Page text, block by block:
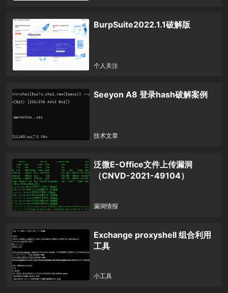
BurpSuite2022.1.1破解版
个人关注
Seeyon A8 登录hash破解案例
技术文章
泛微E-Office文件上传漏洞
（CNVD-2021-49104）
漏洞情报
Exchange proxyshell 组合利用
工具
小工具